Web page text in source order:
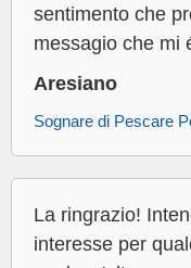
sentimento che
messagio che mi
Aresiano
Sognare di Pescare
La ringrazio!
interesse per